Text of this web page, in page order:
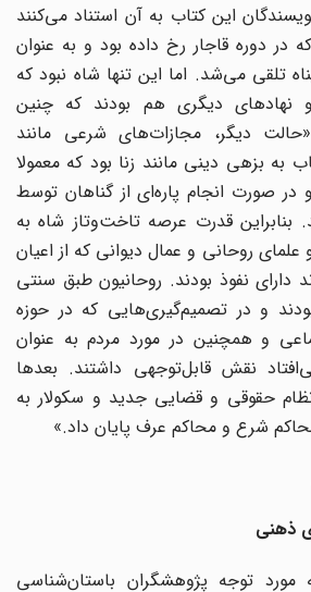
این کتاب به آن استناد می‌کنند
در دوره قاجار رخ داده بود و به عنوان
تلقی می‌شد. اما این تنها شاه نبود که
دیگری هم بودند که چنین
دیگر، مجازات‌های شرعی مانند
بزهی دینی مانند زنا بود که معمولا
صورت انجام پاره‌ای از گناهان توسط
قدرت عرصه تاخت‌وتاز شاه به
روحانی و عمال دیوانی که از اعیان
نفوذ بودند. روحانیون طبق سنتی
و در تصمیم‌گیری‌هایی که در حوزه
و همچنین در مورد مردم به عنوان
نقش قابل‌توجهی داشتند. بعدها
حقوقی و قضایی جدید و سکولار به
شرع و محاکم عرف پایان داد.»
ذهنی
توجه پژوهشگران باستان‌شناسی